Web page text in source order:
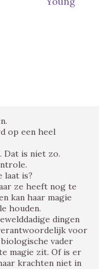
op een heel
Dat is niet zo.
laat is?
ze heeft nog te
kan haar magie
houden.
dingen
voor
vader
magie zit. Of is er
krachten niet in